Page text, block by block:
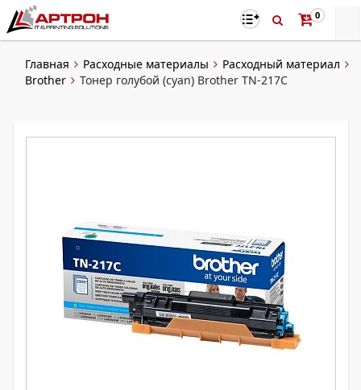
0
Главная Расходные материалы
Расходный материал
Brother
Тонер голубой (cyan) Brother TN-217C